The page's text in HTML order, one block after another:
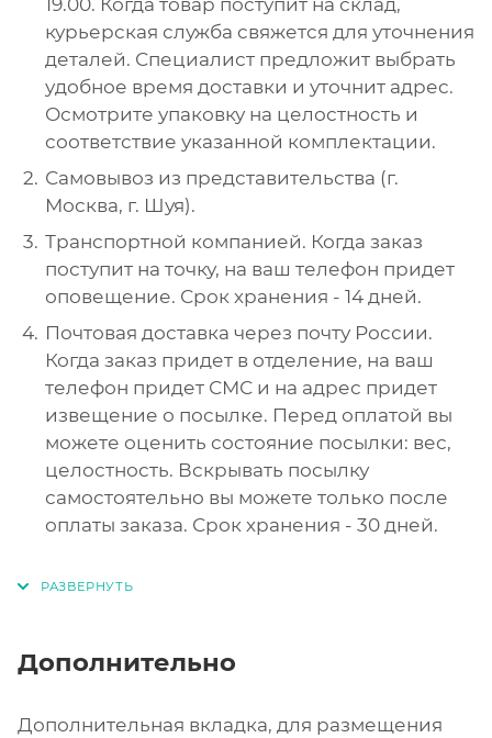
19.00. Когда товар поступит на склад,
курьерская служба свяжется для уточнения
деталей. Специалист предложит выбрать
удобное время доставки и уточнит адрес.
Осмотрите упаковку на целостность и
соответствие указанной комплектации.
Самовывоз из представительства (г.
Москва, г. Шуя).
Транспортной компанией. Когда заказ
поступит на точку, на ваш телефон придет
оповещение. Срок хранения - 14 дней.
Почтовая доставка через почту России.
Когда заказ придет в отделение, на ваш
телефон придет СМС и на адрес придет
извещение о посылке. Перед оплатой вы
можете оценить состояние посылки: вес,
целостность. Вскрывать посылку
самостоятельно вы можете только после
оплаты заказа. Срок хранения - 30 дней.
Дополнительно
Дополнительная вкладка, для размещения